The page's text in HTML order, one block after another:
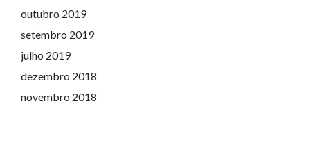
outubro 2019
setembro 2019
julho 2019
dezembro 2018
novembro 2018